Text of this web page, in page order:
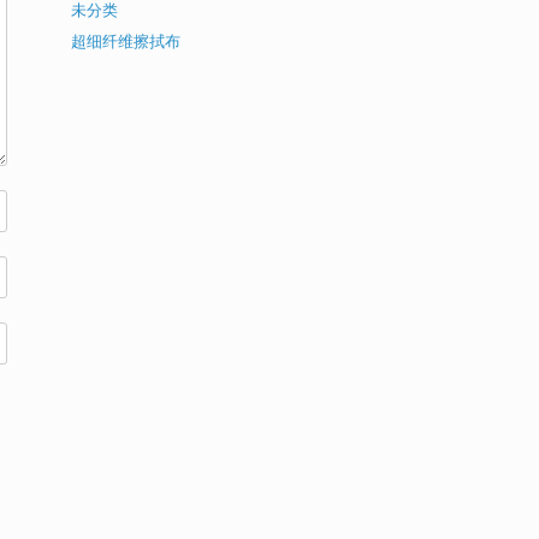
未分类
超细纤维擦拭布